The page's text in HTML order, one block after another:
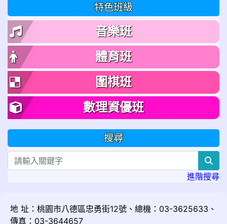
特色班級
音樂班
體育班
圍棋班
數理資優班
搜尋
進階搜尋
地 址：桃園市八德區忠勇街12號、總機：03-3625633、
傳真：03-3644657